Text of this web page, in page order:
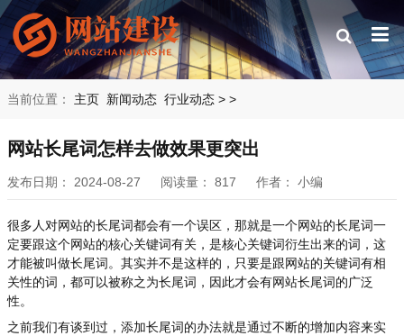
当前位置： 主页 >
新闻动态 >
行业动态
网站长尾词怎样去做效果更突出
发布日期： 2024-08-27 阅读量： 817 作者： 小编
很多人对网站的长尾词都会有一个误区，那就是一个网站的长尾词一
定要跟这个网站的核心关键词有关，是核心关键词衍生出来的词，这
才能被叫做长尾词。其实并不是这样的，只要是跟网站的关键词有相
关性的词，都可以被称之为长尾词，因此才会有网站长尾词的广泛
性。
之前我们有谈到过，添加长尾词的办法就是通过不断的增加内容来实